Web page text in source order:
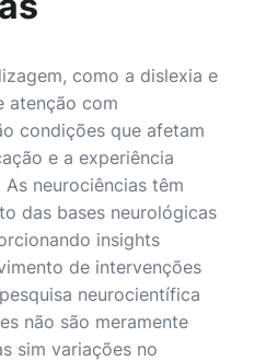
como a dislexia e
atenção com
condições que afetam
e a experiência
neurociências têm
das bases neurológicas
insights
de intervenções
neurocientífica
não são meramente
sim variações no